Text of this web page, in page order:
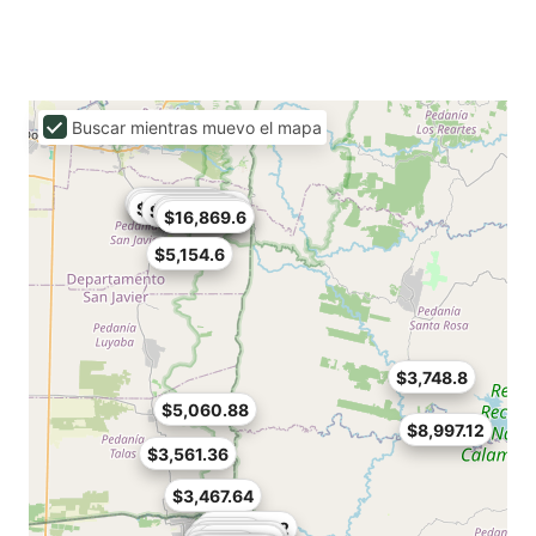
$10,496.64
$22,492.8
$16,869.6
$5,904.36
$12,371.04
$11,621.28
$3,373.92
$5,154.6
$3,561.36
$5,623.2
$5,060.88
$3,842.52
$3,748.8
$3,467.64
$8,997.12
Buscar mientras muevo el mapa